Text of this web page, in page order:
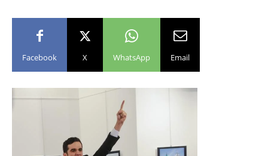
Facebook X WhatsApp Email